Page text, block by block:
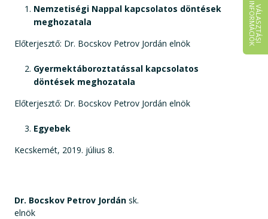
V
Á
L
A
S
Z
T
Á
S
I
IN
F
O
R
M
Á
C
I
Ó
K
Nemzetiségi Nappal kapcsolatos döntések
meghozatala
Előterjesztő: Dr. Bocskov Petrov Jordán elnök
Gyermektáboroztatással kapcsolatos
döntések meghozatala
Előterjesztő: Dr. Bocskov Petrov Jordán elnök
Egyebek
Kecskemét, 2019. július 8.
Dr. Bocskov Petrov Jordán sk.
elnök